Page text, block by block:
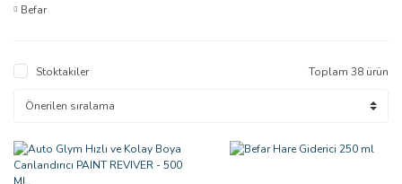
Befar
Stoktakiler Toplam 38 ürün